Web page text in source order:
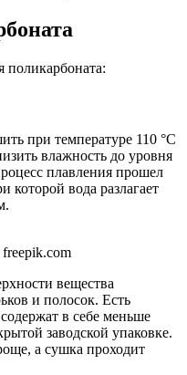
при температуре 110 °С
влажность до уровня
плавления прошел
которой вода разлагает
вещества
и полосок. Есть
в себе меньше
заводской упаковке.
а сушка проходит